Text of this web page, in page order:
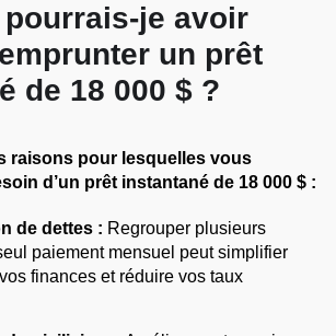
je avoir
un prêt
de 18 000 $ ?
raisons pour lesquelles vous
d’un prêt instantané de 18 000 $ :
de dettes : Regrouper plusieurs
paiement mensuel peut simplifier
finances et réduire vos taux